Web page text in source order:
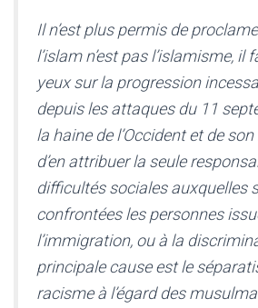
Il n’est plus permis de
l’islam n’est pas l’islamisme, il
yeux sur la progression
depuis les attaques du 11
la haine de l’Occident et de
d’en attribuer la seule
difficultés sociales auxquelles
confrontées les personnes
l’immigration, ou à la
principale cause est le
racisme à l’égard des